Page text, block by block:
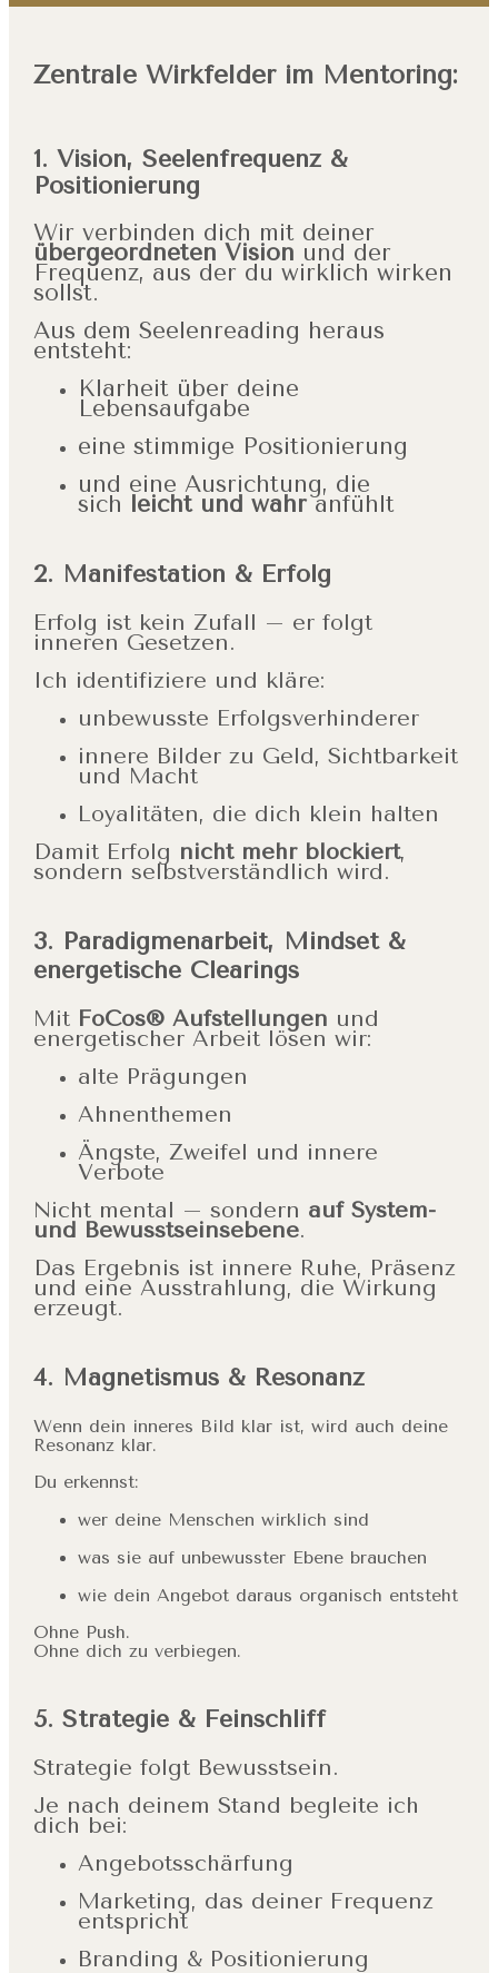
Zentrale Wirkfelder im Mentoring:
1. Vision, Seelenfrequenz &
Positionierung
Wir verbinden dich mit deiner
übergeordneten Vision und der
Frequenz, aus der du wirklich wirken
sollst.
Aus dem Seelenreading heraus
entsteht:
Klarheit über deine
Lebensaufgabe
eine stimmige Positionierung
und eine Ausrichtung, die
sich leicht und wahranfühlt
2. Manifestation & Erfolg
Erfolg ist kein Zufall – er folgt
inneren Gesetzen.
Ich identifiziere und kläre:
unbewusste Erfolgsverhinderer
innere Bilder zu Geld, Sichtbarkeit
und Macht
Loyalitäten, die dich klein halten
Damit Erfolg nicht mehr blockiert,
sondern selbstverständlich wird.
3. Paradigmenarbeit, Mindset &
energetische Clearings
Mit FoCos® Aufstellungen und
energetischer Arbeit lösen wir:
alte Prägungen
Ahnenthemen
Ängste, Zweifel und innere
Verbote
Nicht mental – sondern auf System-
und Bewusstseinsebene.
Das Ergebnis ist innere Ruhe, Präsenz
und eine Ausstrahlung, die Wirkung
erzeugt.
4. Magnetismus & Resonanz
Wenn dein inneres Bild klar ist, wird auch deine
Resonanz klar.
Du erkennst:
wer deine Menschen wirklich sind
was sie auf unbewusster Ebene brauchen
wie dein Angebot daraus organisch entsteht
Ohne Push.
Ohne dich zu verbiegen.
5. Strategie & Feinschliff
Strategie folgt Bewusstsein.
Je nach deinem Stand begleite ich
dich bei:
Angebotsschärfung
Marketing, das deiner Frequenz
entspricht
Branding & Positionierung